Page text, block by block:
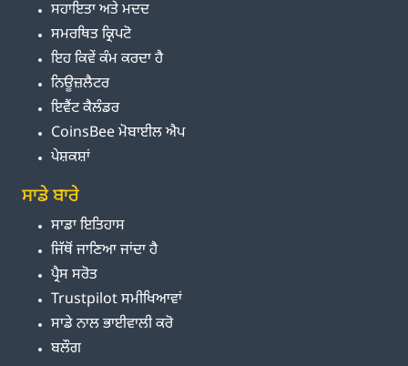
ਸਹਾਇਤਾ ਅਤੇ ਮਦਦ
ਸਮਰਥਿਤ ਕ੍ਰਿਪਟੋ
ਇਹ ਕਿਵੇਂ ਕੰਮ ਕਰਦਾ ਹੈ
ਨਿਊਜ਼ਲੈਟਰ
ਇਵੈਂਟ ਕੈਲੰਡਰ
CoinsBee ਮੋਬਾਈਲ ਐਪ
ਪੇਸ਼ਕਸ਼ਾਂ
ਸਾਡੇ ਬਾਰੇ
ਸਾਡਾ ਇਤਿਹਾਸ
ਜਿੱਥੋਂ ਜਾਣਿਆ ਜਾਂਦਾ ਹੈ
ਪ੍ਰੈਸ ਸਰੋਤ
Trustpilot ਸਮੀਖਿਆਵਾਂ
ਸਾਡੇ ਨਾਲ ਭਾਈਵਾਲੀ ਕਰੋ
ਬਲੌਗ